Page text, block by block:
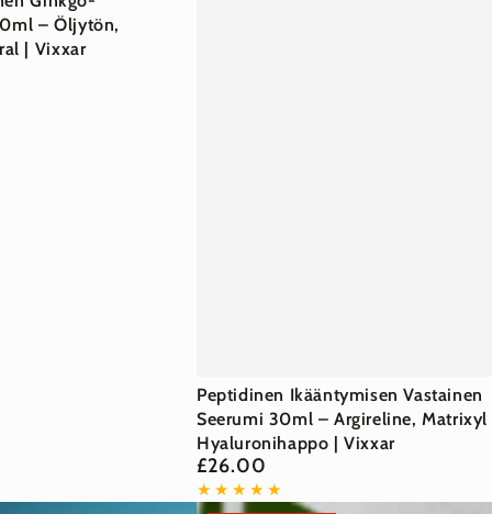
– Öljytön,
| Vixxar
Peptidinen
Ikääntymisen
Vastainen
Seerumi
Peptidinen Ikääntymisen Vastainen
Seerumi 30ml – Argireline, Matrixyl
Hyaluronihappo | Vixxar
Normaalihinta
£26.00